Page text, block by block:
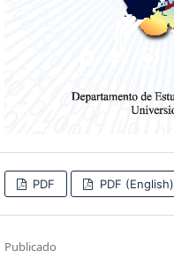
PDF PDF (English)
Publicado